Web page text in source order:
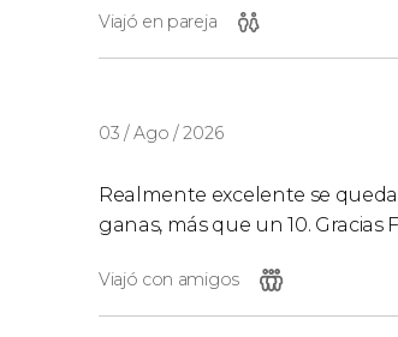
Viajó en pareja
03 / Ago / 2026
Realmente excelente se
ganas, más que un 10. Gracias
Viajó con amigos